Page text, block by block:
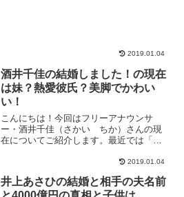
2019.01.04
酒井千佳の結婚しました！の現在
は妹？熱愛彼氏？美脚でかわい
い！
こんにちは！今回はフリーアナウンサ
ー・酒井千佳（さかい ちか）さんの現
在についてご紹介します。最近では「結
騒がせたこともありましたね。熱愛の彼
氏や妹の存在は？また気になるアトピー
の真相は・・・？早速みてい...
2019.01.04
井上あさひの結婚と相手の夫名前